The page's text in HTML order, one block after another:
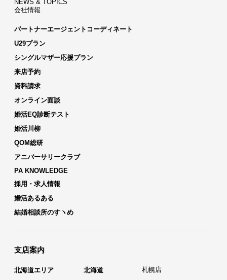
NEWS & TOPICS
会社情報
パートナーエージェントコーディネート
U29プラン
シングルマザー応援プラン
来店予約
資料請求
オンライン面談
婚活EQ診断テスト
婚活川柳
QOM総研
アニバーサリークラブ
PA KNOWLEDGE
採用・求人情報
婚活あるある
結婚相談所のすヽめ
支店案内
北海道エリア 北海道
札幌店